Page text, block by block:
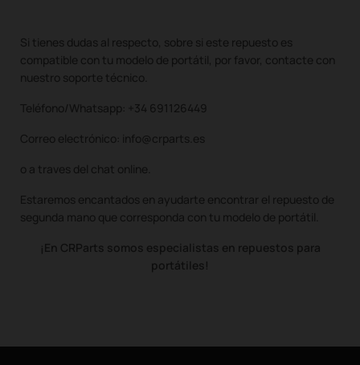
Si tienes dudas al respecto, sobre si este repuesto es
compatible con tu modelo de portátil, por favor, contacte con
nuestro soporte técnico.
Teléfono/Whatsapp: +34 691126449
Correo electrónico: info@crparts.es
o a traves del chat online.
Estaremos encantados en ayudarte encontrar el repuesto de
segunda mano que corresponda con tu modelo de portátil.
¡En CRParts somos especialistas en repuestos para
portátiles!